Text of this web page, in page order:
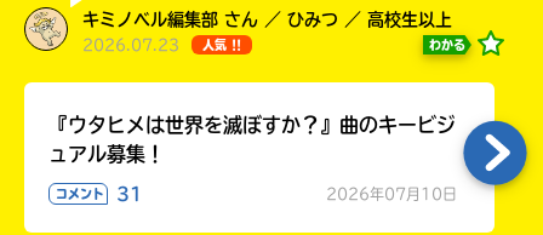
キーワードから探す
キミノベル編集部 さん ／ ひみつ ／ 高校生以上
2026.07.23 人気 !! わかる
『ウタヒメは世界を滅ぼすか？』曲のキービジ
ュアル募集！
コメント 31 2026年07月10日